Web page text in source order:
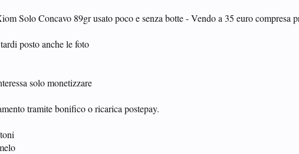
Solo Concavo 89gr usato poco e senza botte - Vendo a 35 euro compresa
posto anche le foto
solo monetizzare
tramite bonifico o ricarica postepay.